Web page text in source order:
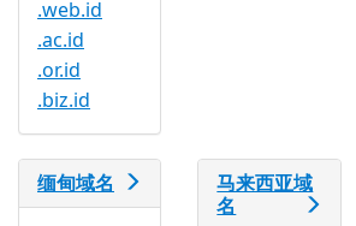
.web.id
.ac.id
.or.id
.biz.id
缅甸域名
马来西亚域
名